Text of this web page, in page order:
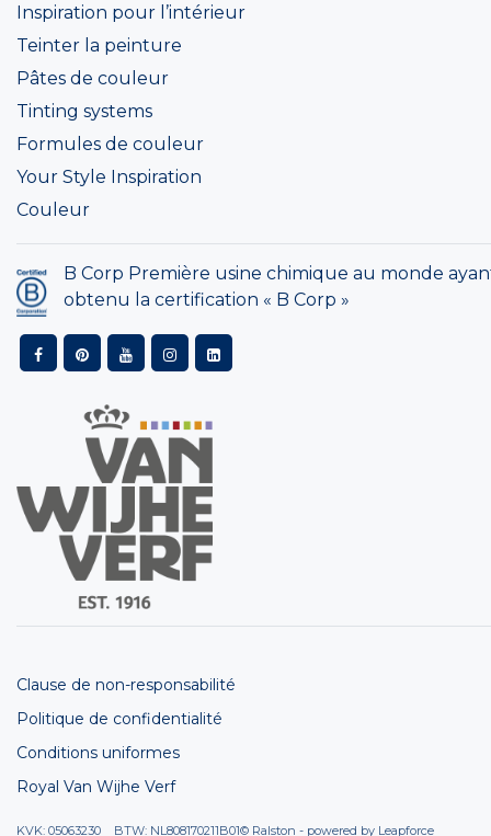
Inspiration pour l’intérieur
Teinter la peinture
Pâtes de couleur
Tinting systems
Formules de couleur
Your Style Inspiration
Couleur
B Corp Première usine chimique au monde
obtenu la certification « B Corp »
Clause de non-responsabilité
Politique de confidentialité
Conditions uniformes
Royal Van Wijhe Verf
KVK: 05063230 BTW: NL808170211B01© Ralston - powered by Leapforce